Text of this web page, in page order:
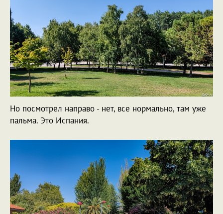
Но посмотрел направо - нет, все нормально, там уже
пальма. Это Испания.